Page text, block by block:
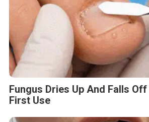
Fungus Dries Up And Falls
First Use